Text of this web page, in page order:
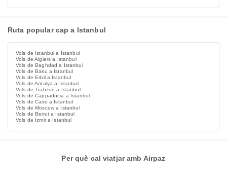
Ruta popular cap a Istanbul
Vols de Istanbul a Istanbul
Vols de Algiers a Istanbul
Vols de Baghdad a Istanbul
Vols de Baku a Istanbul
Vols de Erbil a Istanbul
Vols de Antalya a Istanbul
Vols de Trabzon a Istanbul
Vols de Cappadocia a Istanbul
Vols de Cairo a Istanbul
Vols de Moscow a Istanbul
Vols de Beirut a Istanbul
Vols de Izmir a Istanbul
Per què cal viatjar amb Airpaz